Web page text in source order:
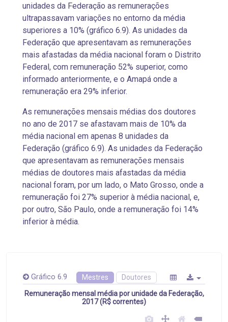
unidades da Federação as remunerações
ultrapassavam variações no entorno da média
superiores a 10% (gráfico 6.9). As unidades da
Federação que apresentavam as remunerações
mais afastadas da média nacional foram o Distrito
Federal, com remuneração 52% superior, como
informado anteriormente, e o Amapá onde a
remuneração era 29% inferior.
As remunerações mensais médias dos doutores
no ano de 2017 se afastavam mais de 10% da
média nacional em apenas 8 unidades da
Federação (gráfico 6.9). As unidades da Federação
que apresentavam as remunerações mensais
médias de doutores mais afastadas da média
nacional foram, por um lado, o Mato Grosso, onde a
remuneração foi 27% superior à média nacional, e,
por outro, São Paulo, onde a remuneração foi 14%
inferior à média.
Gráfico 6.9 Mestres Doutores
Remuneração mensal média por unidade da Federação,
2017 (R$ correntes)